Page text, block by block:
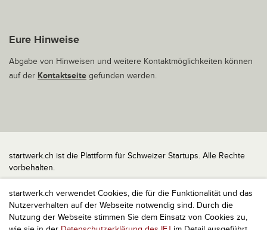
startwerk.ch verwendet Cookies, die für die Funktionalität und das
Nutzerverhalten auf der Webseite notwendig sind. Durch die
Nutzung der Webseite stimmen Sie dem Einsatz von Cookies zu,
Eure Hinweise
Abgabe von Hinweisen und weitere Kontaktmöglichkeiten können
auf der Kontaktseite gefunden werden.
startwerk.ch ist die Plattform für Schweizer Startups. Alle Rechte
vorbehalten.
Impressum
Kontakt
nach oben